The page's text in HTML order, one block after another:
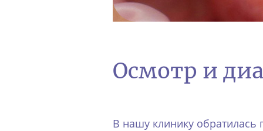
Осмотр и
В нашу клинику обратилась